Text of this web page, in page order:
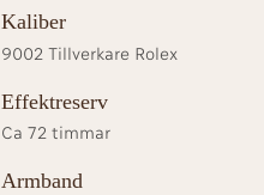
Kaliber
9002 Tillverkare Rolex
Effektreserv
Ca 72 timmar
Armband